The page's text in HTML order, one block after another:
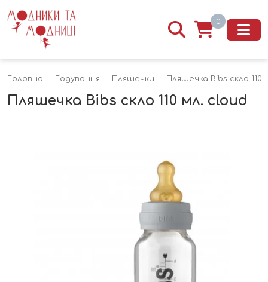
0
Головна — Годування — Пляшечки — Пляшечка Bibs скло 110
Пляшечка Bibs скло 110 мл. cloud